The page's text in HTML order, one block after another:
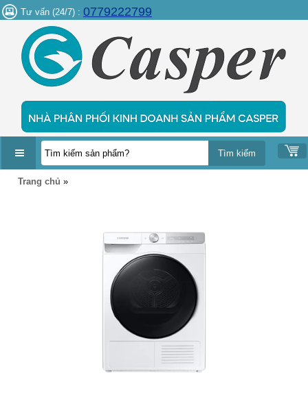
Tư vấn (24/7) : 0779222799
DANH
Trang chủ »